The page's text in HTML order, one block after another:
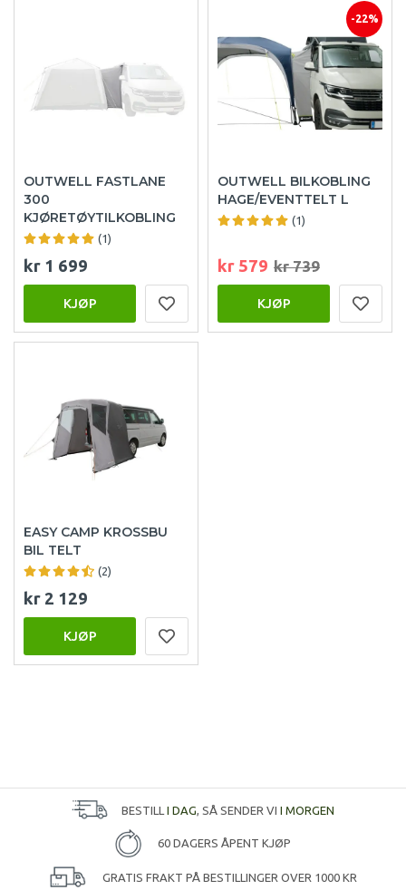
OUTWELL FASTLANE
300
KJØRETØYTILKOBLING
(1)
kr 1 699
KJØP
-22%
OUTWELL BILKOBLING
HAGE/EVENTTELT L
(1)
kr 579 kr 739
KJØP
EASY CAMP KROSSBU
BIL TELT
(2)
kr 2 129
KJØP
BESTILL I DAG, SÅ SENDER VI I MORGEN
60 DAGERS ÅPENT KJØP
GRATIS FRAKT PÅ BESTILLINGER OVER 1000 KR